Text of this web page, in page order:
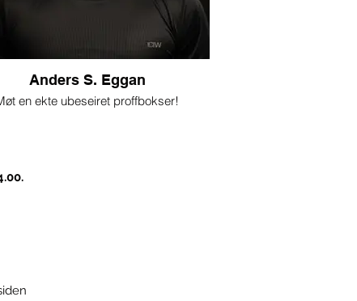
Anders S. Eggan
en ekte ubeseiret proffbokser!
han coachingkonseptet SPRÆK
og bedrifter med helse, styrke
– med konkrete tips innen trening,